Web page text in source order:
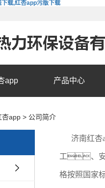
载,红杏app污版下载
app 产品中心
杏app > 公司简介
济南红
工、安
格按照国家